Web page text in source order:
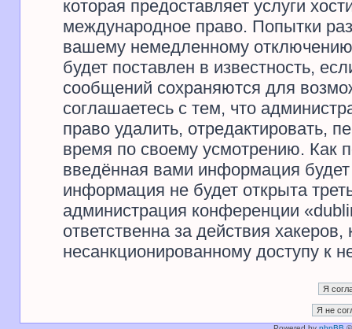
которая предоставляет услуги
международное право. Попытки
вашему немедленному
будет поставлен в известность,
сообщений сохраняются для
соглашаетесь с тем, что
право удалить, отредактировать,
время по своему усмотрению. Как
введённая вами информация
информация не будет открыта
администрация конференции
ответственна за действия
несанкционированному доступу к